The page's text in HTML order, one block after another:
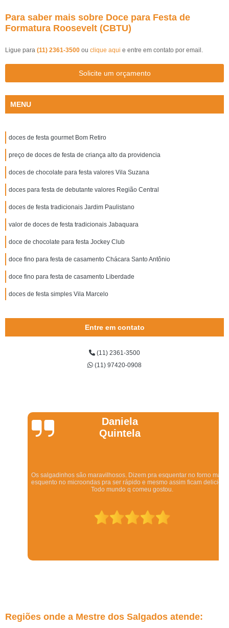
Para saber mais sobre Doce para Festa de
Formatura Roosevelt (CBTU)
Ligue para (11) 2361-3500 ou clique aqui e entre em contato por email.
Solicite um orçamento
MENU
doces de festa gourmet Bom Retiro
preço de doces de festa de criança alto da providencia
doces de chocolate para festa valores Vila Suzana
doces para festa de debutante valores Região Central
doces de festa tradicionais Jardim Paulistano
valor de doces de festa tradicionais Jabaquara
doce de chocolate para festa Jockey Club
doce fino para festa de casamento Chácara Santo Antônio
doce fino para festa de casamento Liberdade
doces de festa simples Vila Marcelo
Entre em contato
(11) 2361-3500
(11) 97420-0908
Daniela
Quintela
Os salgadinhos são maravilhosos. Dizem pra esquentar no forno mas eu
esquento no microondas pra ser rápido e mesmo assim ficam deliciosos.
Todo mundo q comeu gostou.
Regiões onde a Mestre dos Salgados atende: